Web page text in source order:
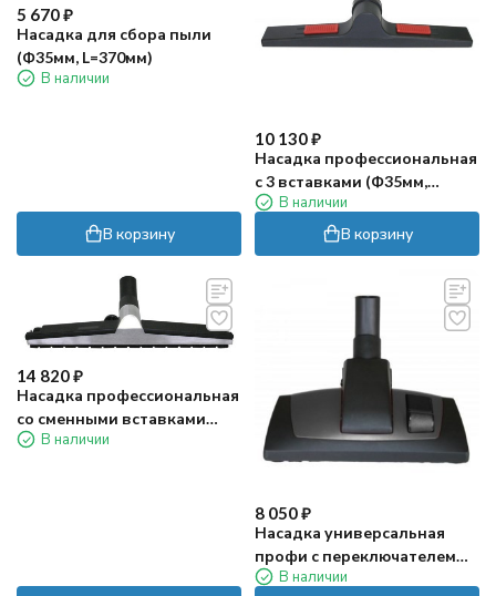
5 670₽
Насадка для сбора пыли
(Ф35мм, L=370мм)
В наличии
В корзину
10 130₽
Насадка профессиональная
с 3 вставками (Ф35мм,
L=370мм)
В наличии
В корзину
14 820₽
Насадка профессиональная
со сменными вставками
(Ф35мм, L=450мм, алюм)
В наличии
8 050₽
Насадка универсальная
профи с переключателем
(Ф35мм, L=290мм)
В наличии